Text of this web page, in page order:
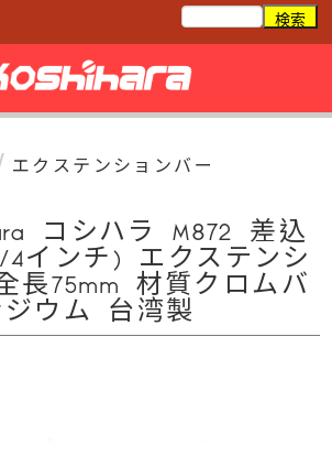
エクステンションバー
コシハラ M872 差込
4インチ) エクステンシ
長75mm 材質クロムバ
ジウム 台湾製